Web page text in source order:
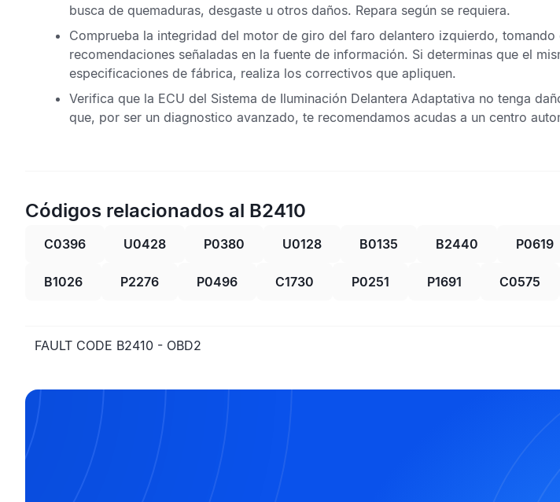
busca de quemaduras, desgaste u otros daños. Repara según se requiera.
Comprueba la integridad del motor de giro del faro delantero izquierdo, tomando
recomendaciones señaladas en la fuente de información. Si determinas que el
especificaciones de fábrica, realiza los correctivos que apliquen.
Verifica que la ECU del Sistema de Iluminación Delantera Adaptativa no tenga
que, por ser un diagnostico avanzado, te recomendamos acudas a un centro
Códigos relacionados al B2410
C0396 U0428 P0380 U0128 B0135 B2440 P0619
B1026 P2276 P0496 C1730 P0251 P1691 C0575
FAULT CODE B2410 - OBD2